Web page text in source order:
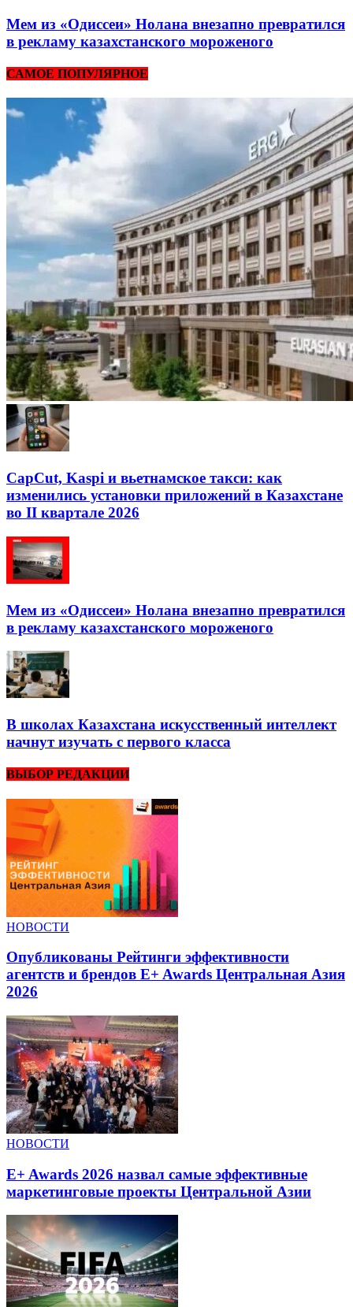
Мем из «Одиссеи» Нолана внезапно превратился
в рекламу казахстанского мороженого
САМОЕ ПОПУЛЯРНОЕ
CapCut, Kaspi и вьетнамское такси: как
изменились установки приложений в Казахстане
во II квартале 2026
Мем из «Одиссеи» Нолана внезапно превратился
в рекламу казахстанского мороженого
В школах Казахстана искусственный интеллект
начнут изучать с первого класса
ВЫБОР РЕДАКЦИИ
НОВОСТИ
Опубликованы Рейтинги эффективности
агентств и брендов E+ Awards Центральная Азия
2026
НОВОСТИ
E+ Awards 2026 назвал самые эффективные
маркетинговые проекты Центральной Азии